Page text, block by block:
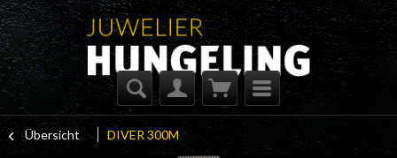
Übersicht DIVER 300M